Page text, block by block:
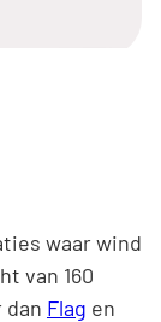
waar wind
van 160
dan Flag en